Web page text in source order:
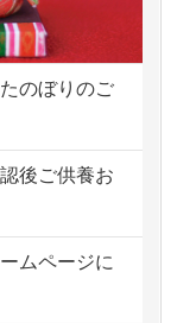
込み
込み
込み
だきまし
ちんと供養
た七段飾り
供養してい
のぼりのご
後ご供養お
ムページに